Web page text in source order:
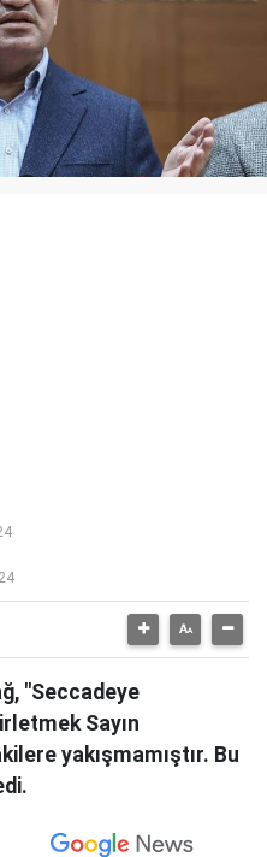
"Seccadeye
Sayın
yakışmamıştır. Bu